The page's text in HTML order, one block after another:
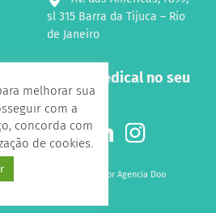
sl 315 Barra da Tijuca – Rio
de Janeiro
sobre a Zeiki Medical no seu
Sociais
2026 - Desenvolvido por Agencia Doo
melhorar sua
com a
concorda com
de cookies.